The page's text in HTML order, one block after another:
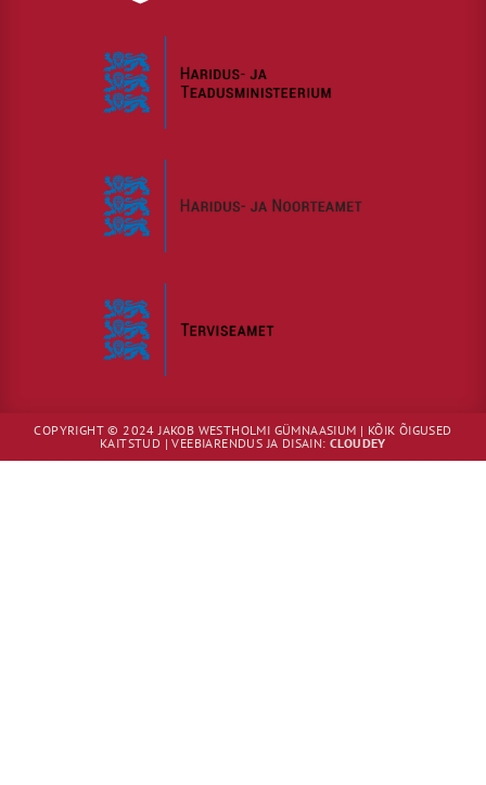
COPYRIGHT © 2024 JAKOB WESTHOLMI GÜMNAASIUM | KÕIK ÕIGUSED
KAITSTUD | VEEBIARENDUS JA DISAIN:CLOUDEY